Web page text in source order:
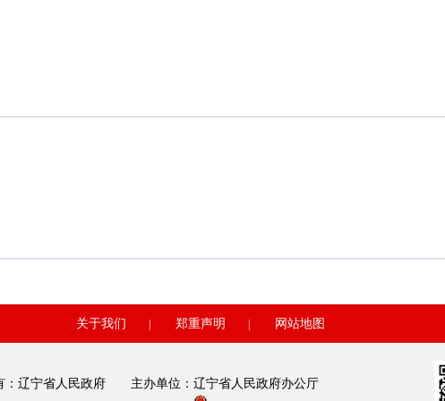
关于我们 郑重声明 网站地图
：辽宁省人民政府 主办单位：辽宁省人民政府办公厅